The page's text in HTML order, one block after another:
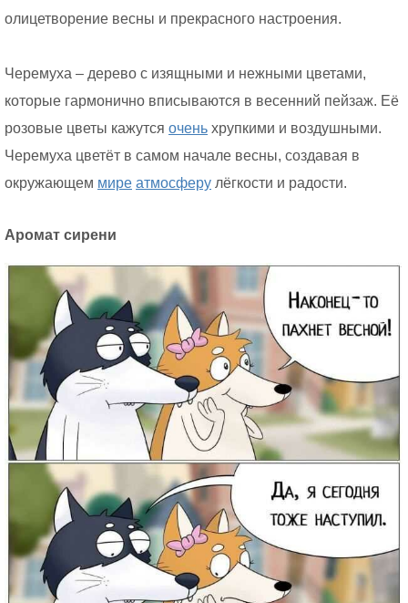
олицетворение весны и прекрасного настроения.
Черемуха – дерево с изящными и нежными цветами,
которые гармонично вписываются в весенний пейзаж. Её
розовые цветы кажутся очень хрупкими и воздушными.
Черемуха цветёт в самом начале весны, создавая в
окружающем мире атмосферу лёгкости и радости.
Аромат сирени